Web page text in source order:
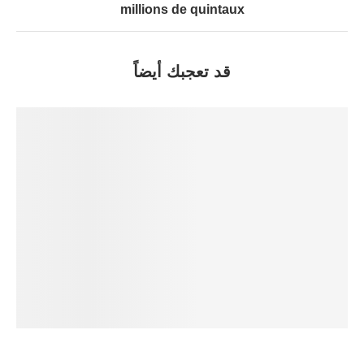
millions de quintaux
قد تعجبك أيضاً